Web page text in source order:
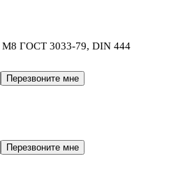
М8 ГОСТ 3033-79, DIN 444
Перезвоните мне
Перезвоните мне